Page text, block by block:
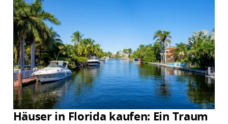
Häuser in Florida kaufen: Ein Traum